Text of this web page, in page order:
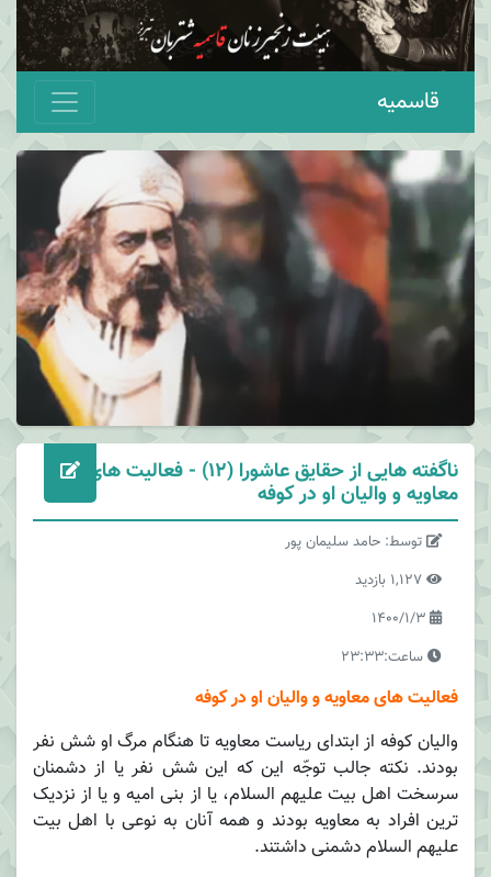
قاسمیه
ناگفته هایی از حقایق عاشورا (12) - فعالیت های
معاویه و والیان او در کوفه
توسط: حامد سلیمان پور
ساعت:23:33
فعالیت های معاویه و والیان او در کوفه
والیان کوفه از ابتدای ریاست معاویه تا هنگام مرگ او شش نفر
بودند. نکته جالب توجّه این که این شش نفر یا از دشمنان
سرسخت اهل بیت علیهم السلام، یا از بنی امیه و یا از نزدیک
ترین افراد به معاویه بودند و همه آنان به نوعی با اهل بیت
علیهم السلام دشمنی داشتند.